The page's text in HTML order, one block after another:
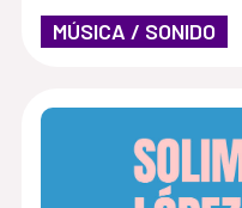
MÚSICA / SONIDO